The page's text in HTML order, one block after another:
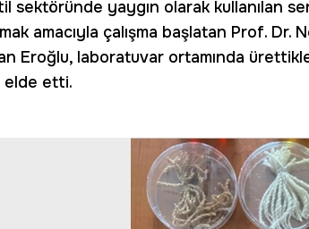
sektöründe yaygın olarak kullanılan
amacıyla çalışma başlatan Prof. Dr.
Eroğlu, laboratuvar ortamında
elde etti.